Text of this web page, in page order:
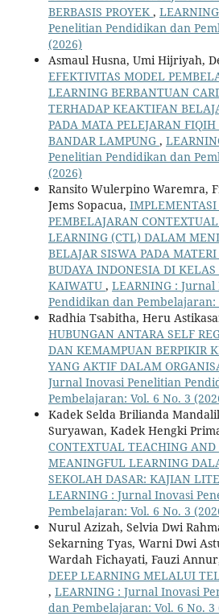
BERBASIS PROYEK ,
Penelitian Pendidikan dan
(2026)
Asmaul Husna, Umi Hijriyah,
EFEKTIVITAS MODEL
LEARNING BERBANTUAN
TERHADAP KEAKTIFAN
PADA MATA PELEJARAN
BANDAR LAMPUNG ,
Penelitian Pendidikan dan
(2026)
Ransito Wulerpino Waremra,
Jems Sopacua,
PEMBELAJARAN
LEARNING (CTL) DALAM
BELAJAR SISWA PADA
BUDAYA INDONESIA DI
KAIWATU , LEARNING :
Pendidikan dan Pembelajaran:
Radhia Tsabitha, Heru
HUBUNGAN ANTARA SELF
DAN KEMAMPUAN BERPIKIR
YANG AKTIF DALAM
Jurnal Inovasi Penelitian
Pembelajaran: Vol. 6 No. 3
Kadek Selda Brilianda
Suryawan, Kadek Hengki
CONTEXTUAL TEACHING
MEANINGFUL LEARNING
SEKOLAH DASAR: KAJIAN
LEARNING : Jurnal Inovasi
Pembelajaran: Vol. 6 No. 3
Nurul Azizah, Selvia Dwi
Sekarning Tyas, Warni Dwi
Wardah Fichayati, Fauzi
DEEP LEARNING MELALUI
, LEARNING : Jurnal Inovasi
dan Pembelajaran: Vol. 6 No. 3